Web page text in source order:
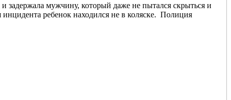
задержала мужчину, который даже не пытался скрыться и
ребенок находился не в коляске. Полиция